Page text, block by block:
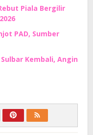
Piala Bergilir
PAD, Sumber
Kembali, Angin